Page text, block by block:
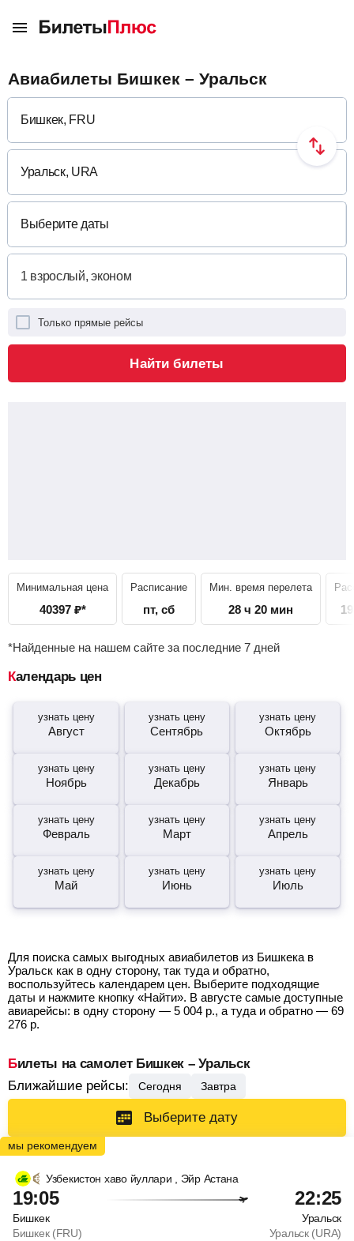
Авиабилеты Бишкек – Уральск
Выберите даты
Только прямые рейсы
Найти билеты
Минимальная цена
40397 ₽*
Расписание
пт, сб
Мин. время перелета
28 ч 20 мин
*Найденные на нашем сайте за последние 7 дней
Календарь цен
узнать цену
Август
узнать цену
Сентябрь
узнать цену
Октябрь
узнать цену
Ноябрь
узнать цену
Декабрь
узнать цену
Январь
узнать цену
Февраль
узнать цену
Март
узнать цену
Апрель
узнать цену
Май
узнать цену
Июнь
узнать цену
Июль
Для поиска самых выгодных авиабилетов из Бишкека в
Уральск как в одну сторону, так туда и обратно,
воспользуйтесь календарем цен. Выберите подходящие
даты и нажмите кнопку «Найти». В августе самые доступные
авиарейсы: в одну сторону — 5 004 р., а туда и обратно — 69
276 р.
Билеты на самолет Бишкек – Уральск
Ближайшие рейсы:
Сегодня Завтра
Выберите дату
Узбекистон хаво йуллари , Эйр Астана
19:05 22:25
Бишкек
Уральск
Бишкек (FRU)
Уральск (URA)